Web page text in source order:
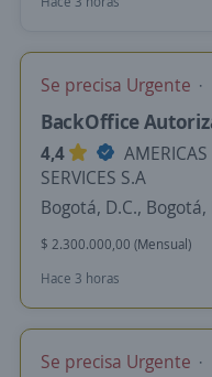
Se precisa Urgente
BackOffice
4,4
AMERICAS
SERVICES S.A
Bogotá, D.C., Bogotá,
$ 2.300.000,00 (Mensual)
Hace 3 horas
Se precisa Urgente